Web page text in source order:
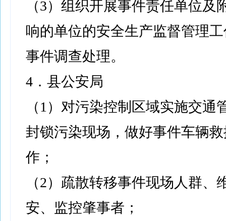
（3）组织开展事件责任单位及
响的单位的安全生产监督管理
事件调查处理。
4．县公安局
（1）对污染控制区域实施交通
封锁污染现场，做好事件车辆
作；
（2）疏散转移事件现场人群、
安、监控肇事者；